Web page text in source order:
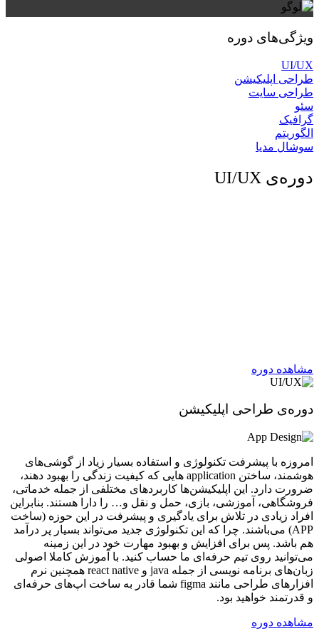
ویژگی‌های دوره
UI/UX
طراحی اپلیکیشن
طراحی سایت
سئو
گرافیک
الگوریتم
سوشال مدیا
دوره‌ی UI/UX
مشاهده دوره
دوره‌ی طراحی اپلیکیشن
امروزه با پیشرفت تکنولوژی و استفاده بسیار زیاد از گوشی‌های
هوشمند، ساختن application هایی که کیفیت زندگی را بهبود دهند،
ضرورت دارد. این اپلیکیشن‌ها کاربردهای مختلفی از جمله خدماتی،
فروشگاهی، آموزشی، بازی، حمل و نقل و… را دارا هستند. بنابراین
افراد زیادی در تلاش برای یادگیری و پیشرفت در این حوزه (ساخت
APP) می‌باشند. چرا که این تکنولوژی جدید می‌تواند بسیار پر درآمد
هم باشد. پس برای افزایش و بهبود مهارت خود در این زمینه
می‌توانید روی تیم حرفه‌ای ما حساب کنید. با آموزش کاملا اصولی
زبان‌های برنامه نویسی از جمله java و react native همچنین نرم
افزارهای طراحی مانند figma شما قادر به ساخت اپ‌های حرفه‌ای
و قدرتمند خواهید بود.
مشاهده دوره